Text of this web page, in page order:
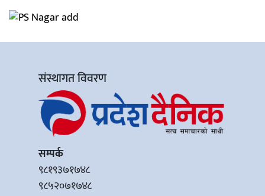
संस्थागत विवरण
सम्पर्क
९८१९३७१७४८
९८५२०७१७४८